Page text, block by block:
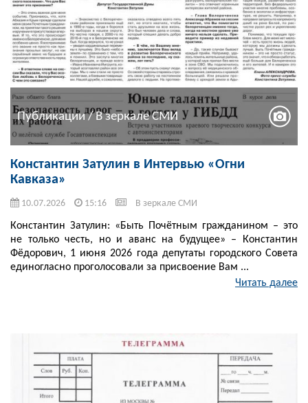
Публикации / В зеркале СМИ
Константин Затулин в Интервью «Огни
Кавказа»
10.07.2026 15:16 В зеркале СМИ
Константин Затулин: «Быть Почётным гражданином – это
не только честь, но и аванс на будущее» – Константин
Фёдорович, 1 июня 2026 года депутаты городского Совета
единогласно проголосовали за присвоение Вам ...
Читать далее